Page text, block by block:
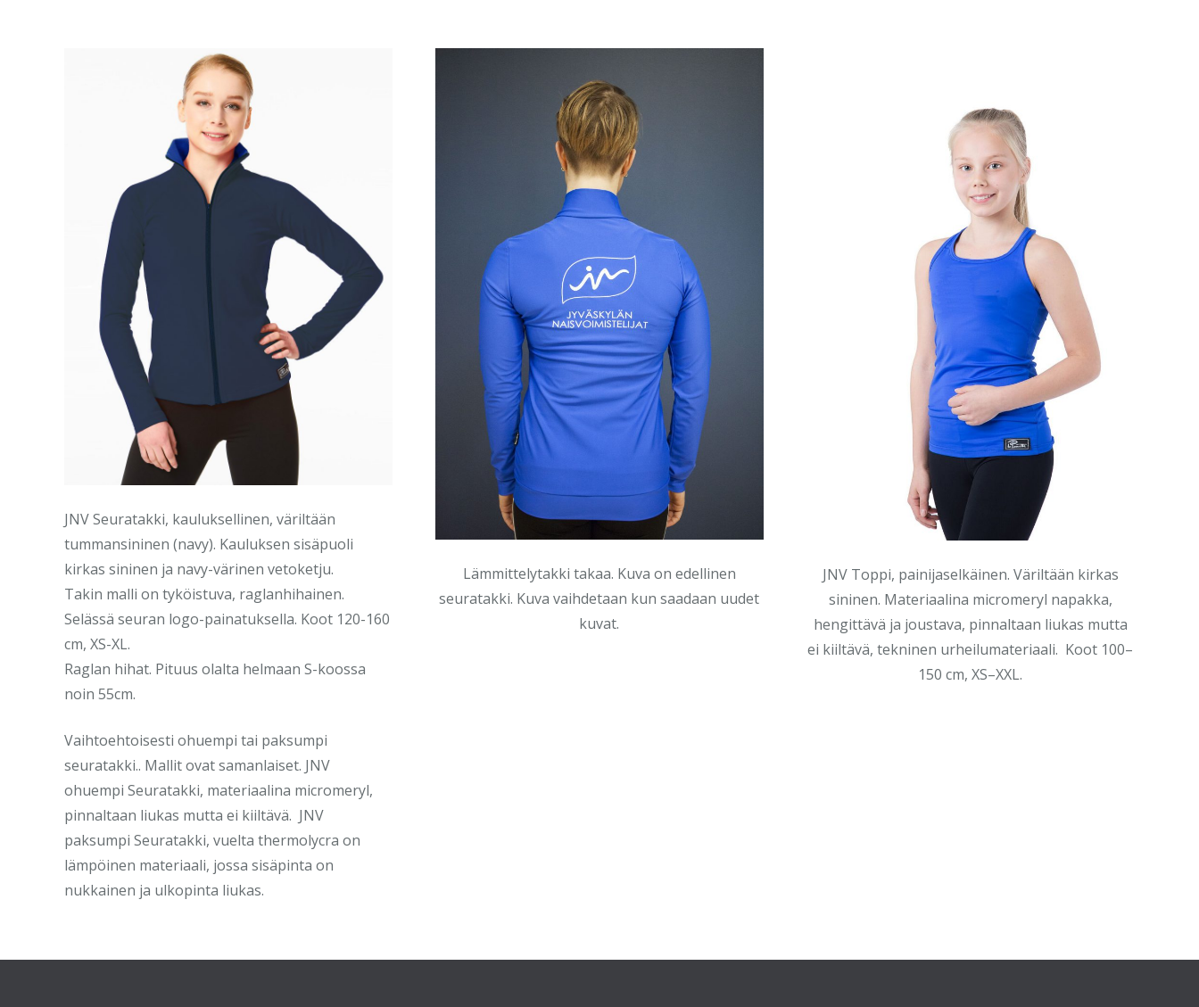
JNV Seuratakki, kauluksellinen, väriltään
tummansininen (navy). Kauluksen sisäpuoli
kirkas sininen ja navy-värinen vetoketju.
Takin malli on tyköistuva, raglanhihainen.
Selässä seuran logo-painatuksella. Koot 120-160
cm, XS-XL.
Raglan hihat. Pituus olalta helmaan S-koossa
noin 55cm.
Vaihtoehtoisesti ohuempi tai paksumpi
seuratakki.. Mallit ovat samanlaiset. JNV
ohuempi Seuratakki, materiaalina micromeryl,
pinnaltaan liukas mutta ei kiiltävä. JNV
paksumpi Seuratakki, vuelta thermolycra on
lämpöinen materiaali, jossa sisäpinta on
nukkainen ja ulkopinta liukas.
Lämmittelytakki takaa. Kuva on edellinen
seuratakki. Kuva vaihdetaan kun saadaan uudet
kuvat.
JNV Toppi, painijaselkäinen. Väriltään kirkas
sininen. Materiaalina micromeryl napakka,
hengittävä ja joustava, pinnaltaan liukas mutta
ei kiiltävä, tekninen urheilumateriaali. Koot 100–
150 cm, XS–XXL.